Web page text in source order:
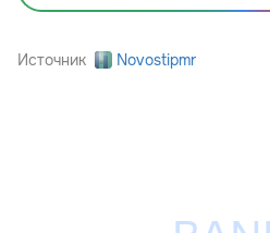
Источник Novostipmr